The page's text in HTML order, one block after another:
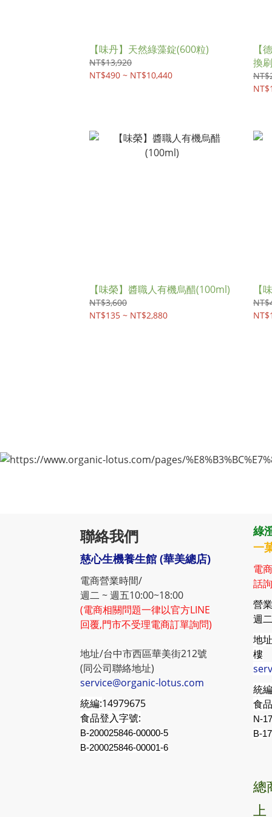
【味丹】天然綠藻錠(600粒)
NT$13,920
NT$490 ~ NT$10,440
【
換
【味榮】醬職人有機烏醋(100ml)
NT$3,600
NT$135 ~ NT$2,880
【
聯絡我們
慈心生機養生館 (華美總店)
電商營業時間/
週二 ~ 週五10:00~18:00
(電商相關問題一律以官方LINE
回覆,門市不受理電商訂單詢問)
地址/台中市西區華美街212號
(同公司聯絡地址)
service@organic-lotus.com
統編:14979675
食品登入字號:
B-200025846-00000-5
B-200025846-00001-6
綠
一
電
話
營
週
地
樓
統
食
N-
B-
總
上